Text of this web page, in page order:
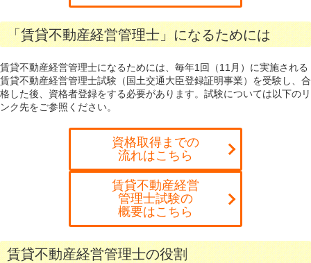
「賃貸不動産経営管理士」になるためには
賃貸不動産経営管理士になるためには、毎年1回（11月）に実施される
賃貸不動産経営管理士試験（国土交通大臣登録証明事業）を受験し、合
格した後、資格者登録をする必要があります。試験については以下のリ
ンク先をご参照ください。
資格取得までの
流れはこちら
賃貸不動産経営
管理士試験の
概要はこちら
賃貸不動産経営管理士の役割